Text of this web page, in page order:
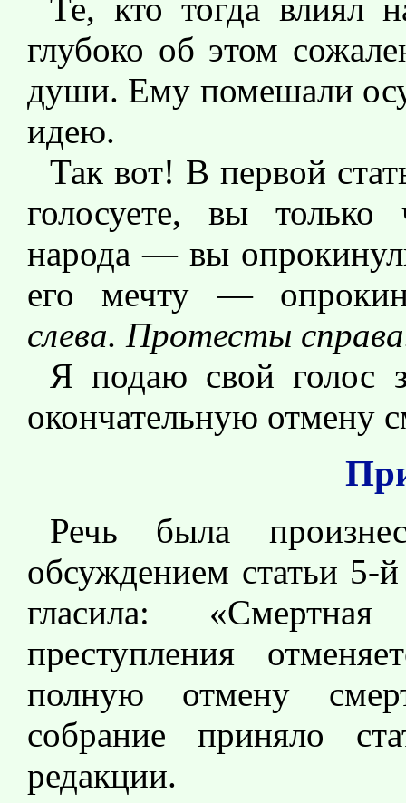
Те, кто тогда влиял
глубоко об этом
души. Ему помешали
идею.
Так вот! В первой
голосуете, вы
народа — вы
его мечту —
слева. Протесты
Я подаю свой голос
окончательную отмену
Речь была
обсуждением статьи 5-
гласила:
преступления
полную отмену
собрание приняло
редакции.